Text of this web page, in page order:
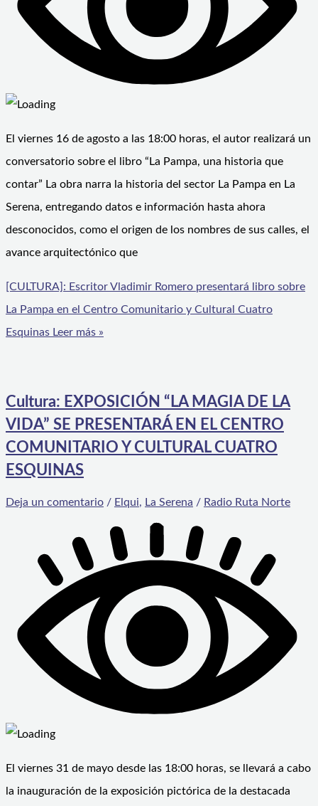
El viernes 16 de agosto a las 18:00 horas, el autor realizará un
conversatorio sobre el libro “La Pampa, una historia que
contar” La obra narra la historia del sector La Pampa en La
Serena, entregando datos e información hasta ahora
desconocidos, como el origen de los nombres de sus calles, el
avance arquitectónico que
[CULTURA]: Escritor Vladimir Romero presentará libro sobre
La Pampa en el Centro Comunitario y Cultural Cuatro
Esquinas Leer más »
Cultura: EXPOSICIÓN “LA MAGIA DE LA
VIDA” SE PRESENTARÁ EN EL CENTRO
COMUNITARIO Y CULTURAL CUATRO
ESQUINAS
Deja un comentario / Elqui, La Serena / Radio Ruta Norte
El viernes 31 de mayo desde las 18:00 horas, se llevará a cabo
la inauguración de la exposición pictórica de la destacada